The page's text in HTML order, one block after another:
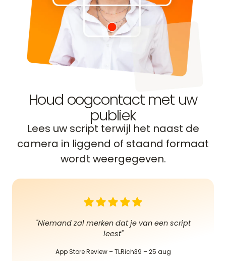
Houd oogcontact met uw
publiek
Lees uw script terwijl het naast de
camera in liggend of staand formaat
wordt weergegeven.
"Niemand zal merken dat je van een script
leest"
App Store Review – TLRich39 – 25 aug